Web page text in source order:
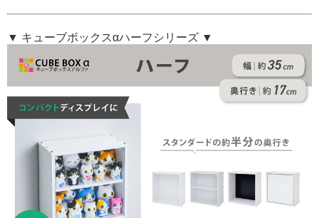
▼ キューブボックスαハーフシリーズ ▼